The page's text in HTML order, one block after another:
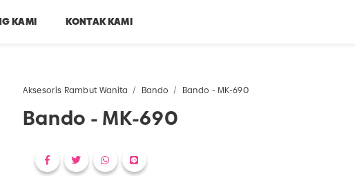
KAMI KONTAK KAMI
Aksesoris Rambut Wanita Bando Bando - MK-690
Bando - MK-690